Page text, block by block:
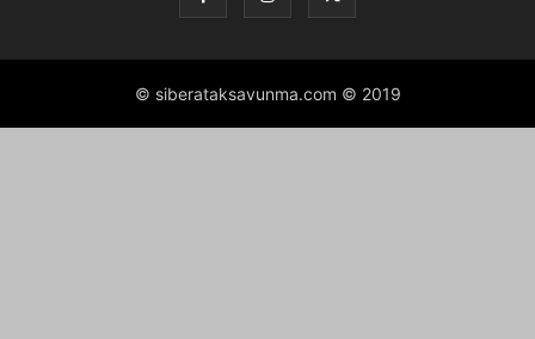
© siberataksavunma.com © 2019